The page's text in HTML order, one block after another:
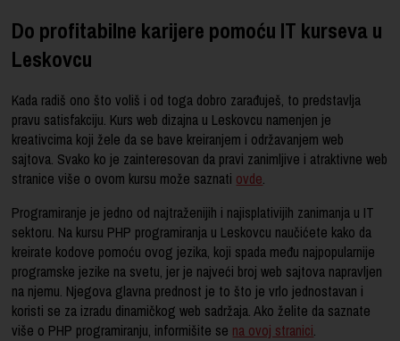
Do profitabilne karijere pomoću IT kurseva u
Leskovcu
Kada radiš ono što voliš i od toga dobro zarađuješ, to predstavlja
pravu satisfakciju. Kurs web dizajna u Leskovcu namenjen je
kreativcima koji žele da se bave kreiranjem i održavanjem web
sajtova. Svako ko je zainteresovan da pravi zanimljive i atraktivne web
stranice više o ovom kursu može saznati ovde.
Programiranje je jedno od najtraženijih i najisplativijih zanimanja u IT
sektoru. Na kursu PHP programiranja u Leskovcu naučićete kako da
kreirate kodove pomoću ovog jezika, koji spada među najpopularnije
programske jezike na svetu, jer je najveći broj web sajtova napravljen
na njemu. Njegova glavna prednost je to što je vrlo jednostavan i
koristi se za izradu dinamičkog web sadržaja. Ako želite da saznate
više o PHP programiranju, informišite se na ovoj stranici.